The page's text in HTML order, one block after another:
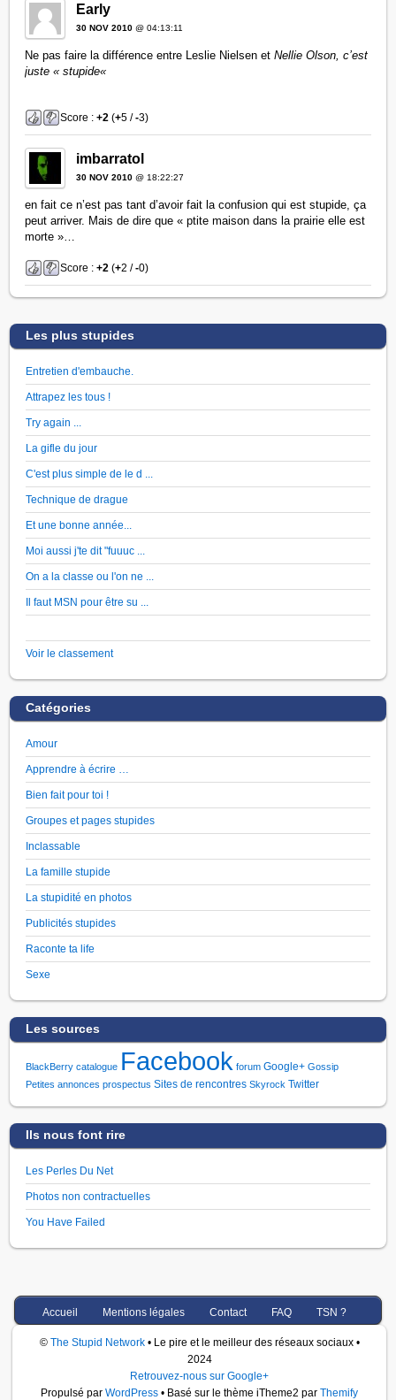
Early
30 NOV 2010 @ 04:13:11
Ne pas faire la différence entre Leslie Nielsen etNellie Olson, c’est
juste «stupide«
Score :+2 (+5 /-3)
imbarratol
30 NOV 2010 @ 18:22:27
en fait ce n’est pas tant d’avoir fait la confusion qui est stupide, ça
peut arriver. Mais de dire que « ptite maison dans la prairie elle est
morte »…
Score :+2 (+2 /-0)
Les plus stupides
Entretien d'embauche.
Attrapez les tous !
Try again ...
La gifle du jour
C'est plus simple de le d ...
Technique de drague
Et une bonne année...
Moi aussi j'te dit "fuuuc ...
On a la classe ou l'on ne ...
Il faut MSN pour être su ...
Voir le classement
Catégories
Amour
Apprendre à écrire …
Bien fait pour toi !
Groupes et pages stupides
Inclassable
La famille stupide
La stupidité en photos
Publicités stupides
Raconte ta life
Sexe
Les sources
BlackBerry catalogue Facebook forum Google+ Gossip
Petites annonces prospectus Sites de rencontres Skyrock Twitter
Ils nous font rire
Les Perles Du Net
Photos non contractuelles
You Have Failed
Accueil Mentions légales Contact FAQ TSN ?
© The Stupid Network• Le pire et le meilleur des réseaux sociaux •
2024
Retrouvez-nous sur Google+
Propulsé par WordPress • Basé sur le thème iTheme2 par Themify